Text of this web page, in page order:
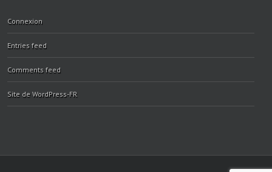
Connexion
Entries feed
Comments feed
Site de WordPress-FR